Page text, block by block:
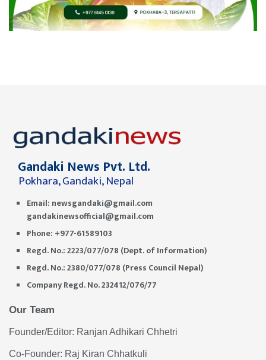
Gandaki News Pvt. Ltd.
Pokhara, Gandaki, Nepal
Email: newsgandaki@gmail.com
gandakinewsofficial@gmail.com
Phone: +977-61589103
Regd. No.: 2223/077/078 (Dept. of Information)
Regd. No.: 2380/077/078 (Press Council Nepal)
Company Regd. No. 232412/076/77
Our Team
Founder/Editor: Ranjan Adhikari Chhetri
Co-Founder: Raj Kiran Chhatkuli